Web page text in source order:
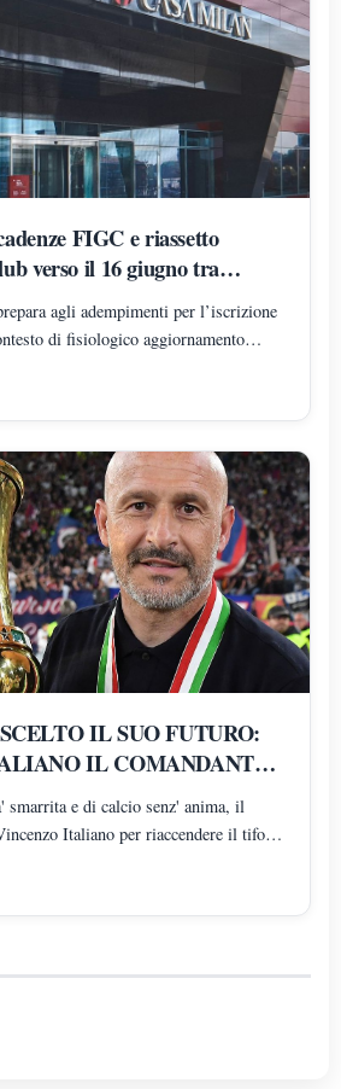
FIGC e riassetto
verso il 16 giugno tra
e attenzione
agli adempimenti per l’iscrizione
di fisiologico aggiornamento
alimenta anche voci non ufficiali
IL SUO FUTURO:
IL COMANDANTE
ROSSONERA
smarrita e di calcio senz' anima, il
Italiano per riaccendere il tifo
la rinascita tecnica, culturale ed